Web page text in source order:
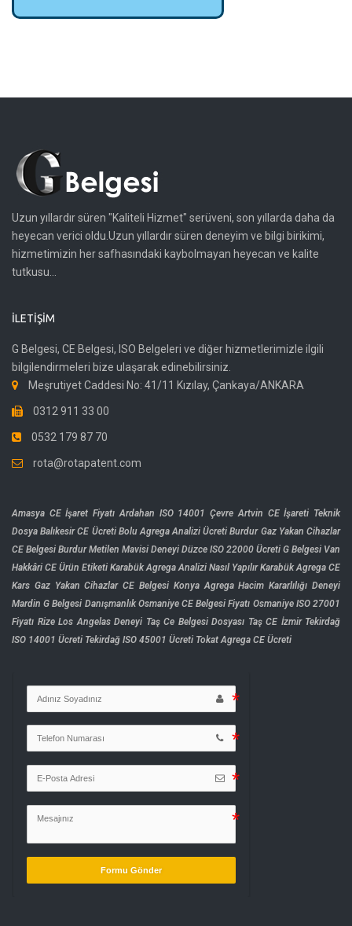
Uzun yıllardır süren "Kaliteli Hizmet" serüveni, son yıllarda daha da
heyecan verici oldu.Uzun yıllardır süren deneyim ve bilgi birikimi,
hizmetimizin her safhasındaki kaybolmayan heyecan ve kalite
tutkusu...
İLETIŞIM
G Belgesi, CE Belgesi, ISO Belgeleri ve diğer hizmetlerimizle ilgili
bilgilendirmeleri bize ulaşarak edinebilirsiniz.
Meşrutiyet Caddesi No: 41/11 Kızılay, Çankaya/ANKARA
0312 911 33 00
0532 179 87 70
rota@rotapatent.com
Amasya CE İşaret Fiyatı Ardahan ISO 14001 Çevre Artvin CE İşareti Teknik
Dosya Balıkesir CE Ücreti Bolu Agrega Analizi Ücreti Burdur Gaz Yakan Cihazlar
CE Belgesi Burdur Metilen Mavisi Deneyi Düzce ISO 22000 Ücreti G Belgesi Van
Hakkâri CE Ürün Etiketi Karabük Agrega Analizi Nasıl Yapılır Karabük Agrega CE
Kars Gaz Yakan Cihazlar CE Belgesi Konya Agrega Hacim Kararlılığı Deneyi
Mardin G Belgesi Danışmanlık Osmaniye CE Belgesi Fiyatı Osmaniye ISO 27001
Fiyatı Rize Los Angelas Deneyi Taş Ce Belgesi Dosyası Taş CE İzmir Tekirdağ
ISO 14001 Ücreti Tekirdağ ISO 45001 Ücreti Tokat Agrega CE Ücreti
Formu Gönder